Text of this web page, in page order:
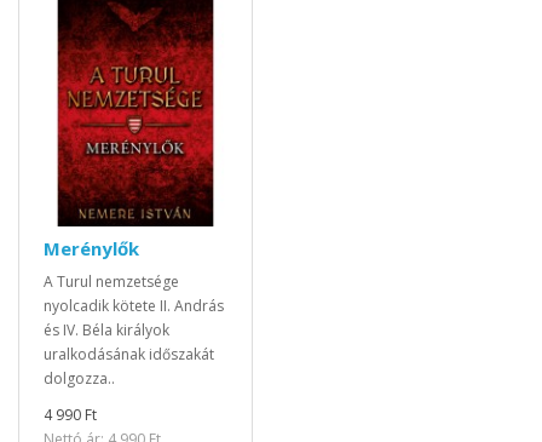
Merénylők
A Turul nemzetsége
nyolcadik kötete II. András
és IV. Béla királyok
uralkodásának időszakát
dolgozza..
4 990 Ft